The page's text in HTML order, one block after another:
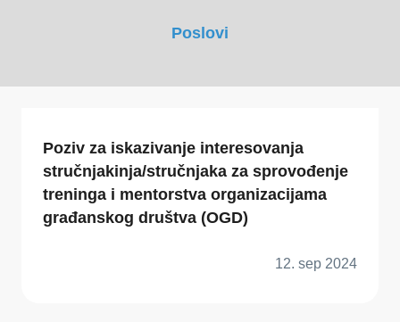
Poslovi
Poziv za iskazivanje interesovanja
stručnjakinja/stručnjaka za sprovođenje
treninga i mentorstva organizacijama
građanskog društva (OGD)
12. sep 2024